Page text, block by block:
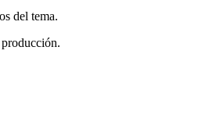
del tema.